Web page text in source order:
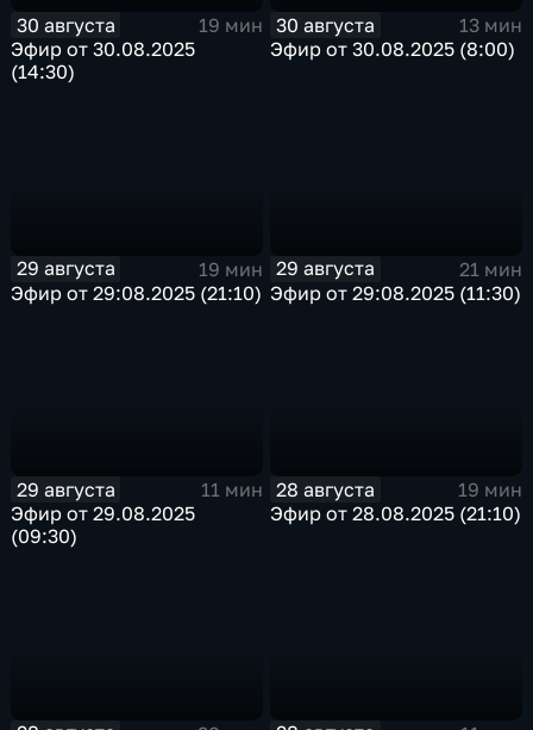
30 августа
19 мин
Эфир от 30.08.2025
(14:30)
30 августа
13 мин
Эфир от 30.08.2025 (8:00)
29 августа
19 мин
Эфир от 29:08.2025 (21:10)
29 августа
21 мин
Эфир от 29:08.2025 (11:30)
29 августа
11 мин
Эфир от 29.08.2025
(09:30)
28 августа
19 мин
Эфир от 28.08.2025 (21:10)